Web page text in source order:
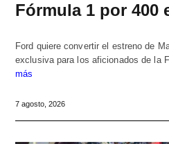
Fórmula 1 por 400
Ford quiere convertir el estreno de
exclusiva para los aficionados de la
más
7 agosto, 2026